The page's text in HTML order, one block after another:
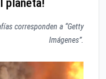
planeta!
corresponden a “Getty
Imágenes”.